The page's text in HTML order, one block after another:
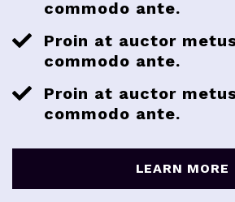
commodo ante.
Proin at auctor
commodo ante.
Proin at auctor
commodo ante.
LEARN MORE